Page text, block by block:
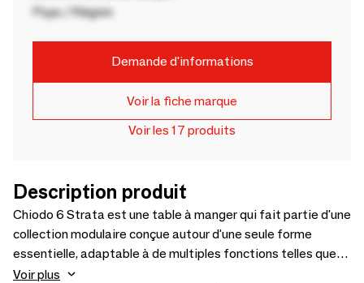
Pays / Région
Demande d'informations
Voir la fiche marque
Voir les 17 produits
Description produit
Chiodo 6 Strata est une table à manger qui fait partie d'une
collection modulaire conçue autour d'une seule forme
essentielle, adaptable à de multiples fonctions telles que
table d'appoint, table de chevet, table, tabouret ou pouf. Sa
Voir plus